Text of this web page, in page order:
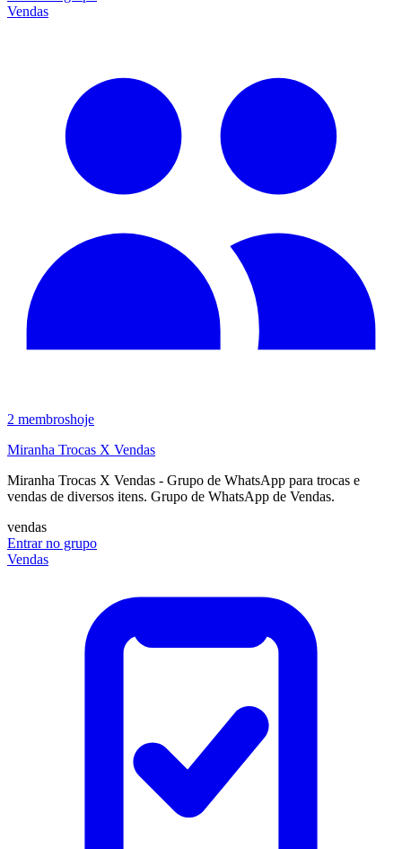
Vendas
2 membroshoje
Miranha Trocas X Vendas
Miranha Trocas X Vendas - Grupo de WhatsApp para trocas e
vendas de diversos itens. Grupo de WhatsApp de Vendas.
vendas
Entrar no grupo
Vendas